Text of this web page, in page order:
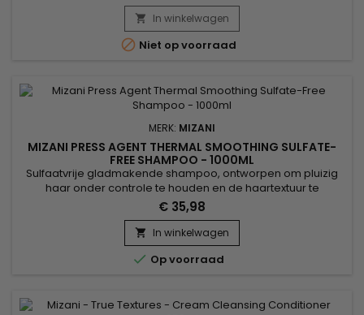
Fine/Color Treated de kwetsbare haarvezels en maakt het
haar glad, zijdezacht en glanzend. Gemakkelijk aan te
brengen, is...
 In winkelwagen
 Niet op voorraad
MERK: MIZANI
MIZANI PRESS AGENT THERMAL SMOOTHING SULFATE-
FREE SHAMPOO - 1000ML
Sulfaatvrije gladmakende shampoo, ontworpen om pluizig
haar onder controle te houden en de haartextuur te
verbeteren. Verrijkt met arganolie, bekend om zijn
herstellende en beschermende eigenschappen, versterkt
het de haarvezel. Agave-extract zorgt voor glans en
flexibiliteit zonder te verzwaren. Mizani Press Agent Thermal
Smoothing Sulfate Free...
€ 35,98
 In winkelwagen
 Op voorraad